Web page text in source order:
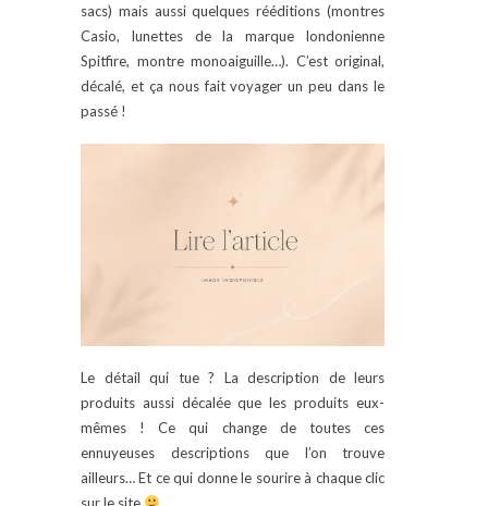
sacs) mais aussi quelques rééditions (montres
Casio, lunettes de la marque londonienne
Spitfire, montre monoaiguille…). C’est original,
décalé, et ça nous fait voyager un peu dans le
passé !
Le détail qui tue ? La description de leurs
produits aussi décalée que les produits eux-
mêmes ! Ce qui change de toutes ces
ennuyeuses descriptions que l’on trouve
ailleurs… Et ce qui donne le sourire à chaque clic
sur le site